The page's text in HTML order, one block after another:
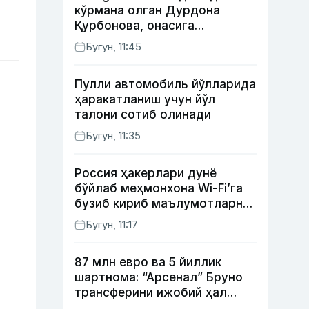
кўрмана олган Дурдона
Қурбонова, онасига
кутилмаган совға тайёрлаган
Умид винес, хонанда Райҳон
Бугун, 11:45
Пулли автомобиль йўлларида
ҳаракатланиш учун йўл
талони сотиб олинади
Бугун, 11:35
Россия ҳакерлари дунё
бўйлаб меҳмонхона Wi-Fi’га
бузиб кириб маълумотларни
ўғирламоқда — Microsoft
Бугун, 11:17
87 млн евро ва 5 йиллик
шартнома: “Арсенал” Бруно
трансферини ижобий ҳал